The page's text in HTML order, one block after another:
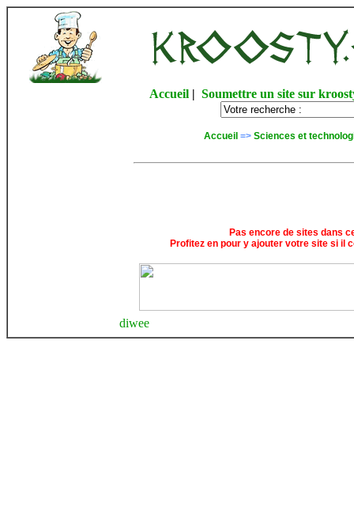
Accueil |Soumettre un site sur
Accueil =>Sciences et
Pas encore de sites dans
Profitez en pour y ajouter votre site si il
diwee